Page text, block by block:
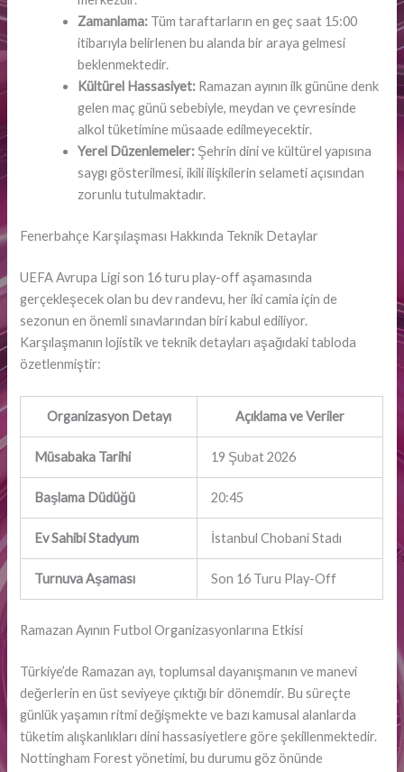
Zamanlama: Tüm taraftarların en geç saat 15:00
itibarıyla belirlenen bu alanda bir araya gelmesi
beklenmektedir.
Kültürel Hassasiyet: Ramazan ayının ilk gününe denk
gelen maç günü sebebiyle, meydan ve çevresinde
alkol tüketimine müsaade edilmeyecektir.
Yerel Düzenlemeler: Şehrin dini ve kültürel yapısına
saygı gösterilmesi, ikili ilişkilerin selameti açısından
zorunlu tutulmaktadır.
Fenerbahçe Karşılaşması Hakkında Teknik Detaylar
UEFA Avrupa Ligi son 16 turu play-off aşamasında
gerçekleşecek olan bu dev randevu, her iki camia için de
sezonun en önemli sınavlarından biri kabul ediliyor.
Karşılaşmanın lojistik ve teknik detayları aşağıdaki tabloda
özetlenmiştir:
Organizasyon Detayı Açıklama ve Veriler
Müsabaka Tarihi 19 Şubat 2026
Başlama Düdüğü 20:45
Ev Sahibi Stadyum İstanbul Chobani Stadı
Turnuva Aşaması Son 16 Turu Play-Off
Ramazan Ayının Futbol Organizasyonlarına Etkisi
Türkiye’de Ramazan ayı, toplumsal dayanışmanın ve manevi
değerlerin en üst seviyeye çıktığı bir dönemdir. Bu süreçte
günlük yaşamın ritmi değişmekte ve bazı kamusal alanlarda
tüketim alışkanlıkları dini hassasiyetlere göre şekillenmektedir.
Nottingham Forest yönetimi, bu durumu göz önünde